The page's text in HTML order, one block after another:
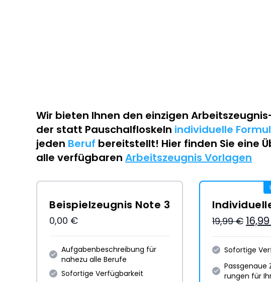
Wir bieten Ihnen den einzigen
der statt Pauschalfloskeln individuelle
jeden Beruf bereitstellt! Hier finden Sie eine
alle verfügbaren Arbeitszeugnis Vorlagen
Beispielzeugnis Note 3
0,00 €
Aufgabenbeschreibung für
nahezu alle Berufe
Sofortige Verfügbarkeit
19,99 €
Sofortige
rungen für